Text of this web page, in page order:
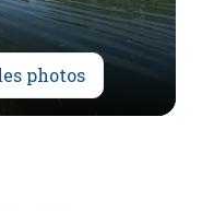
photos